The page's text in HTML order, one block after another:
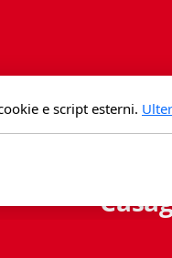
e script esterni.